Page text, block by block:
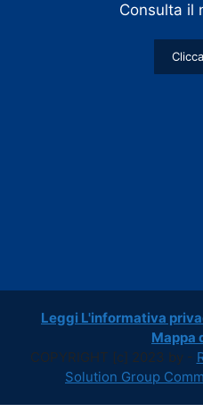
Consulta il
Leggi L'informativa
Mappa
COPYRIGHT [c] 2023 by -
Solution Group